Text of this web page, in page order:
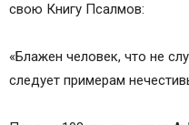
свою Книгу Псалмов:
«Блажен человек, что не
следует примерам